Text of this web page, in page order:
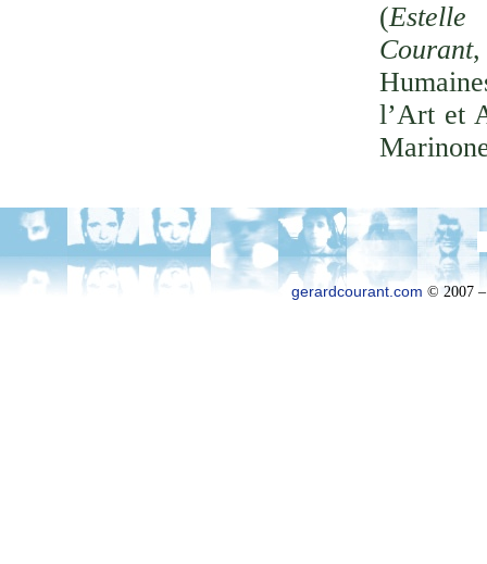
(Estelle
Courant,
l’Art et
gerardcourant.com © 2007